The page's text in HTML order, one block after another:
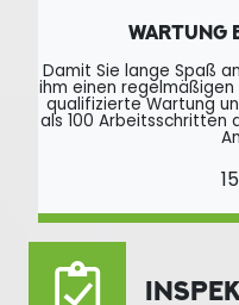
WARTUNG
Damit Sie lange Spaß
ihm einen regelmäßigen
qualifizierte Wartung
als 100 Arbeitsschritten